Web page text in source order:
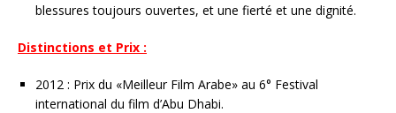
blessures toujours ouvertes, et une fierté et une dignité.
Distinctions et Prix :
2012 : Prix du «Meilleur Film Arabe» au 6° Festival
international du film d’Abu Dhabi.